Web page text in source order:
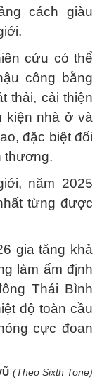
cách giàu
cứu có thể
công bằng
thải, cải thiện
kiện nhà ở và
đặc biệt đối
thương.
năm 2025
từng được
gia tăng khả
làm ấm định
Thái Bình
độ toàn cầu
cực đoan
(Theo Sixth Tone)